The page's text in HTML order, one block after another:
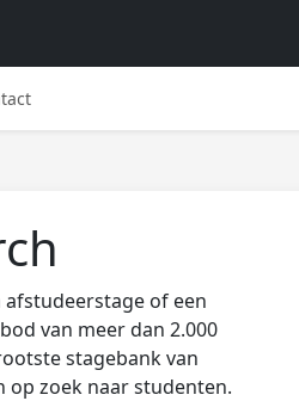
afstudeerstage of een
van meer dan 2.000
stagebank van
op zoek naar studenten.